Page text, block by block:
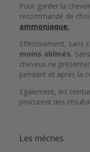
Pour garder la
recommandé de
ammoniaque.
Effectivement, sans
moins abîmés.
cheveux ne
pendant et après la
Également, les
procurent des
Les mèches